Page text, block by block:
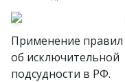
Применение правил
об исключительной
подсудности в РФ.